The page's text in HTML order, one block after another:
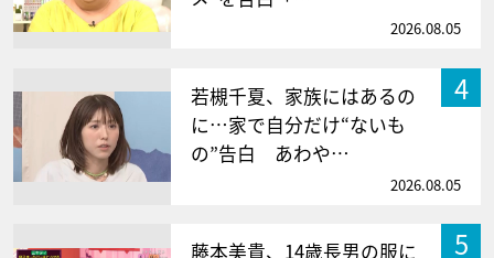
2026.08.05
4
若槻千夏、家族にはあるの
に…家で自分だけ“ないも
の”告白 あわや…
2026.08.05
5
藤本美貴、14歳長男の服に